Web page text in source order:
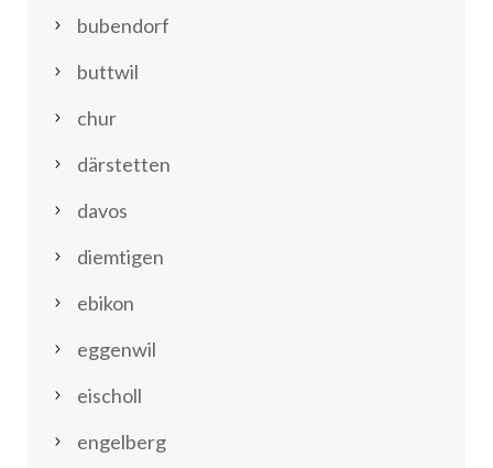
bubendorf
buttwil
chur
därstetten
davos
diemtigen
ebikon
eggenwil
eischoll
engelberg